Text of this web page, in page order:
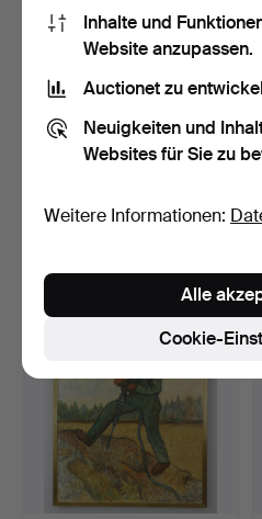
11 Tage
Inhalte und
Website anzupassen.
Auctionet zu
Neuigkeiten und
Websites für Sie zu
Weitere Informationen:
Cookie-
Alle